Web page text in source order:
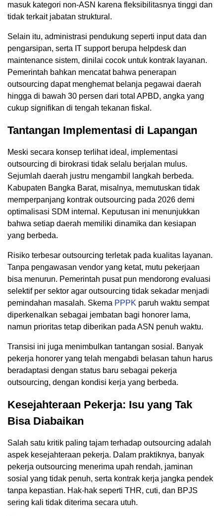
masuk kategori non-ASN karena fleksibilitasnya tinggi dan
tidak terkait jabatan struktural.
Selain itu, administrasi pendukung seperti input data dan
pengarsipan, serta IT support berupa helpdesk dan
maintenance sistem, dinilai cocok untuk kontrak layanan.
Pemerintah bahkan mencatat bahwa penerapan
outsourcing dapat menghemat belanja pegawai daerah
hingga di bawah 30 persen dari total APBD, angka yang
cukup signifikan di tengah tekanan fiskal.
Tantangan Implementasi di Lapangan
Meski secara konsep terlihat ideal, implementasi
outsourcing di birokrasi tidak selalu berjalan mulus.
Sejumlah daerah justru mengambil langkah berbeda.
Kabupaten Bangka Barat, misalnya, memutuskan tidak
memperpanjang kontrak outsourcing pada 2026 demi
optimalisasi SDM internal. Keputusan ini menunjukkan
bahwa setiap daerah memiliki dinamika dan kesiapan
yang berbeda.
Risiko terbesar outsourcing terletak pada kualitas layanan.
Tanpa pengawasan vendor yang ketat, mutu pekerjaan
bisa menurun. Pemerintah pusat pun mendorong evaluasi
selektif per sektor agar outsourcing tidak sekadar menjadi
pemindahan masalah. Skema PPPK paruh waktu sempat
diperkenalkan sebagai jembatan bagi honorer lama,
namun prioritas tetap diberikan pada ASN penuh waktu.
Transisi ini juga menimbulkan tantangan sosial. Banyak
pekerja honorer yang telah mengabdi belasan tahun harus
beradaptasi dengan status baru sebagai pekerja
outsourcing, dengan kondisi kerja yang berbeda.
Kesejahteraan Pekerja: Isu yang Tak
Bisa Diabaikan
Salah satu kritik paling tajam terhadap outsourcing adalah
aspek kesejahteraan pekerja. Dalam praktiknya, banyak
pekerja outsourcing menerima upah rendah, jaminan
sosial yang tidak penuh, serta kontrak kerja jangka pendek
tanpa kepastian. Hak-hak seperti THR, cuti, dan BPJS
sering kali tidak diterima secara utuh.